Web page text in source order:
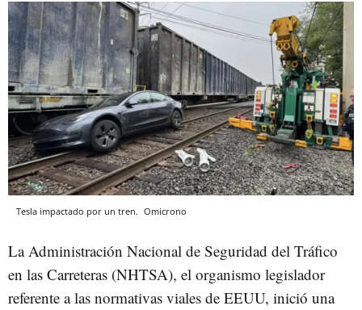
Tesla impactado por un tren. Omicrono
La Administración Nacional de Seguridad del Tráfico
en las Carreteras (NHTSA), el organismo legislador
referente a las normativas viales de EEUU, inició una